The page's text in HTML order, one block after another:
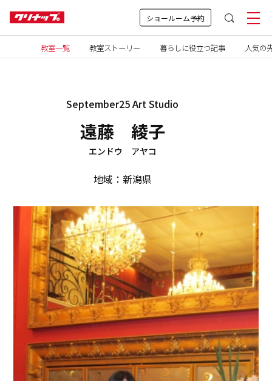
ショールーム予約
教室一覧 教室ストーリー 暮らしに役立つ記事 人気の
September25 Art Studio
遠藤 綾子
エンドウ アヤコ
地域：新潟県